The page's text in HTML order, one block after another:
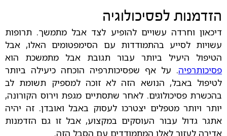
הזדמנות לפסיכולוגיה
דיכאון וחרדה עשויים להופיע לצד אבל מתמשך. תרופות
עשויות לסייע בהתמודדות עם הסימפטומים האלו, אבל
הטיפול היעיל ביותר עבור תגובת אבל מתמשכת הוא
פסיכותרפיה. על אף שפסיכותרפיה הוכחה כיעילה ביותר
לטיפול באבל, הנושא הזה לא זוכה למספיק תשומת לב
בהכשרת פסיכולוגים. לאחר שתסתיים מגפת וירוס הקורונה,
יותר ויותר מטפלים יצטרכו לעסוק באבל ואובדן. זה יהיה
אתגר גדול עבור העוסקים במקצוע, אבל זו גם הזדמנות
אדירה לעזור לאלו המתמודדים עם הסבל הזה.